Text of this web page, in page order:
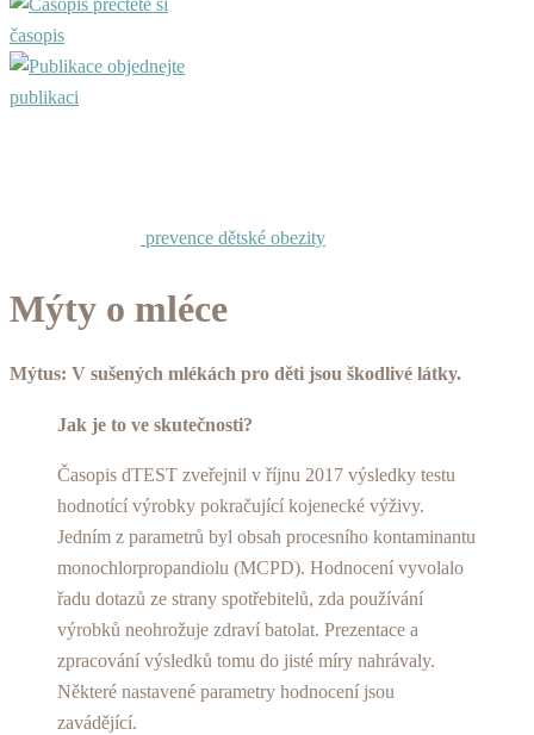
přečtěte si
časopis
objednejte
publikaci
prevence dětské obezity
Mýty o mléce
Mýtus: V sušených mlékách pro děti jsou škodlivé látky.
Jak je to ve skutečnosti?
Časopis dTEST zveřejnil v říjnu 2017 výsledky testu
hodnotící výrobky pokračující kojenecké výživy.
Jedním z parametrů byl obsah procesního kontaminantu
monochlorpropandiolu (MCPD). Hodnocení vyvolalo
řadu dotazů ze strany spotřebitelů, zda používání
výrobků neohrožuje zdraví batolat. Prezentace a
zpracování výsledků tomu do jisté míry nahrávaly.
Některé nastavené parametry hodnocení jsou
zavádějící.